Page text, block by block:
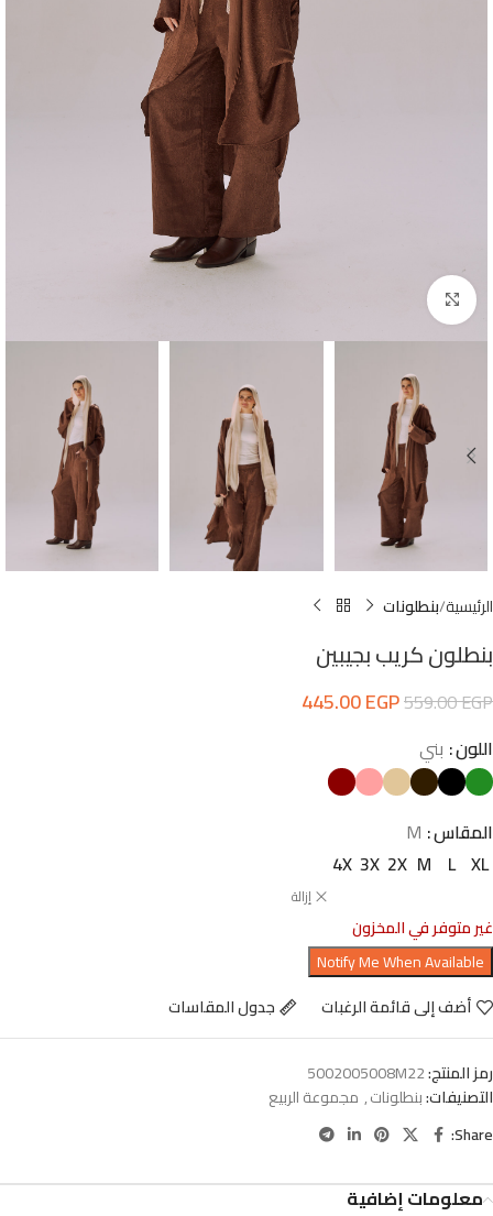
Click to enlarge
الرئيسية بنطلونات
بنطلون كريب بجيبين
559.00EGP
445.00EGP
اللون بني
المقاس M
XL
L
M
2X
3X
4X
إزالة
غير متوفر في المخزون
أضف إلى قائمة الرغبات جدول المقاسات
رمز المنتج:5002005008M22
التصنيفات:بنطلونات, مجموعة الربيع
Share:
معلومات إضافية